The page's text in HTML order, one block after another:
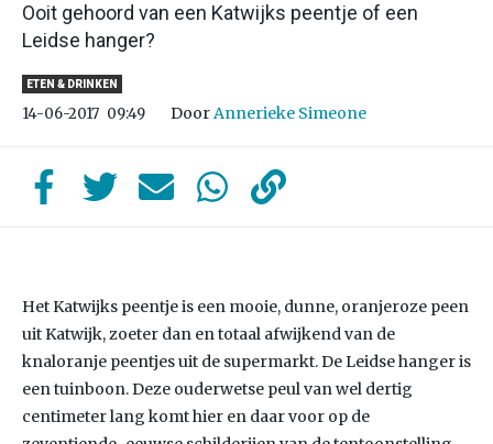
Ooit gehoord van een Katwijks peentje of een
Leidse hanger?
ETEN & DRINKEN
14-06-2017 09:49 DoorAnnerieke Simeone
Het Katwijks peentje is een mooie, dunne, oranjeroze peen
uit Katwijk, zoeter dan en totaal afwijkend van de
knaloranje peentjes uit de supermarkt. De Leidse hanger is
een tuinboon. Deze ouderwetse peul van wel dertig
centimeter lang komt hier en daar voor op de